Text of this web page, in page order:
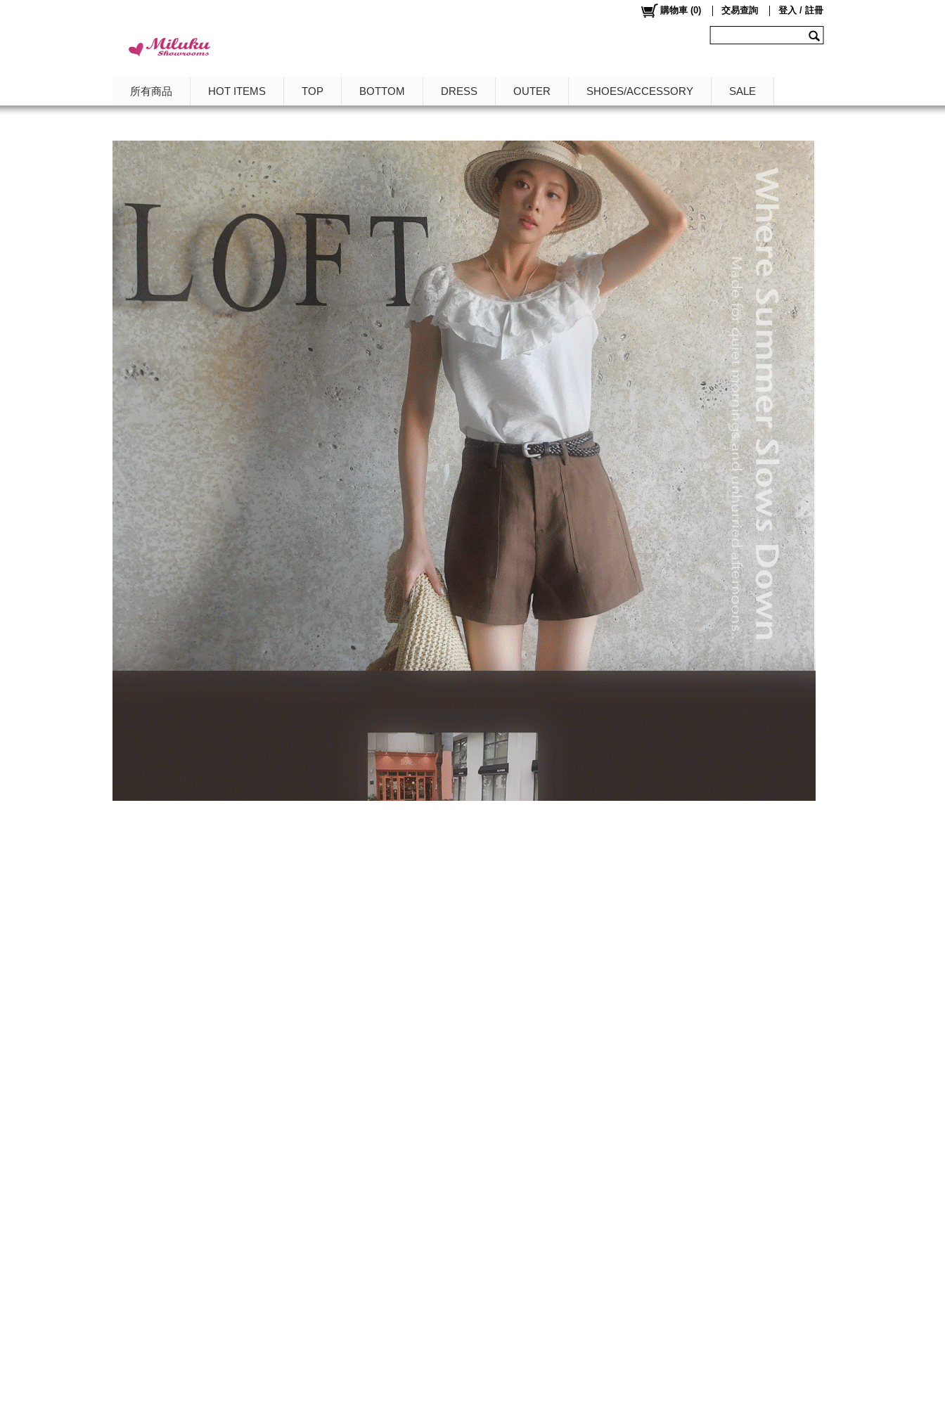
所有商品 HOT ITEMS TOP BOTTOM DRESS OUTER SHOES/ACCESSORY SALE
購物車 (0) 交易查詢 登入 / 註冊